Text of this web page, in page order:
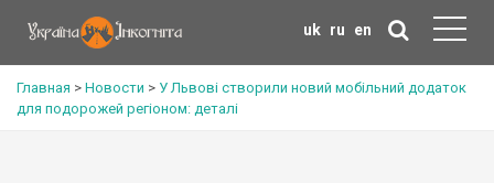
uk ru en
Главная > Новости > У Львові створили новий мобільний додаток
для подорожей регіоном: деталі